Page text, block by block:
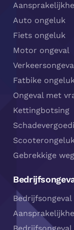
Auto ongeluk
Fiets ongeluk
Motor ongeval
Fatbike
Ongeval met
Kettingbotsing
Gebrekkige
Bedrijfsongeval